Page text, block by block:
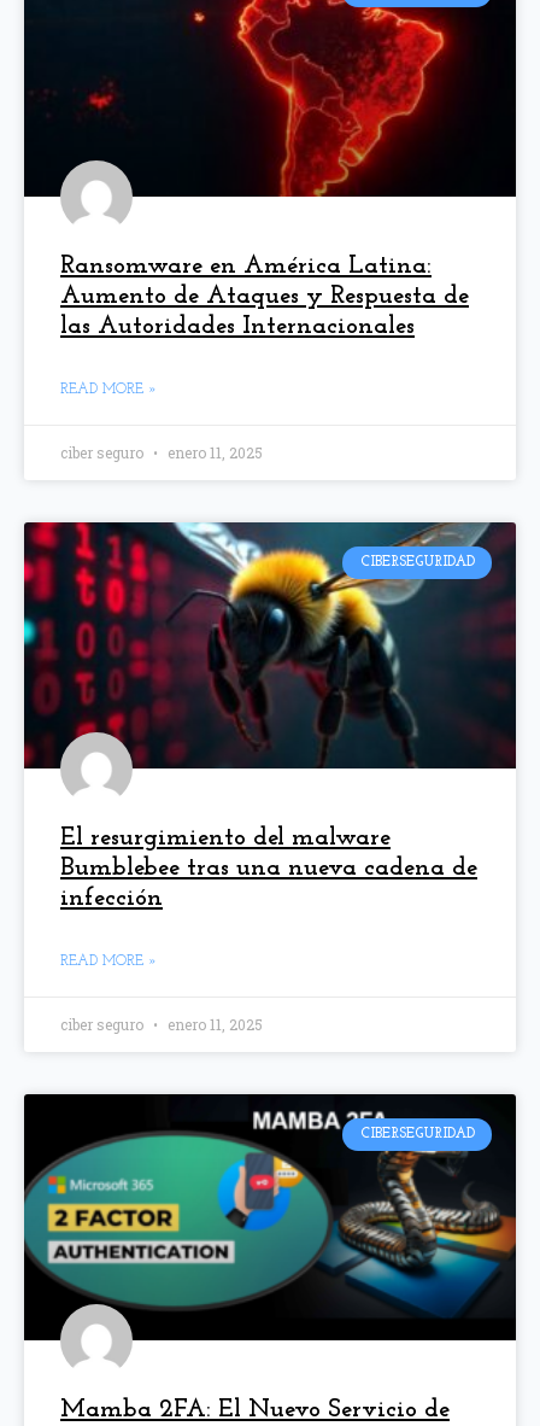
Ransomware en América Latina:
Aumento de Ataques y Respuesta de
las Autoridades Internacionales
READ MORE »
ciber seguro enero 11, 2025
CIBERSEGURIDAD
El resurgimiento del malware
Bumblebee tras una nueva cadena de
infección
READ MORE »
ciber seguro enero 11, 2025
CIBERSEGURIDAD
Mamba 2FA: El Nuevo Servicio de